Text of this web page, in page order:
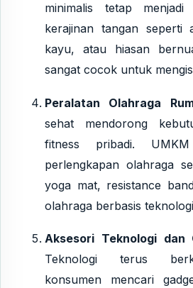
minimalis tetap
kerajinan tangan seperti
kayu, atau hiasan
sangat cocok untuk
Peralatan Olahraga
sehat mendorong
fitness pribadi.
perlengkapan olahraga
yoga mat, resistance
olahraga berbasis
Aksesori Teknologi dan
Teknologi terus
konsumen mencari